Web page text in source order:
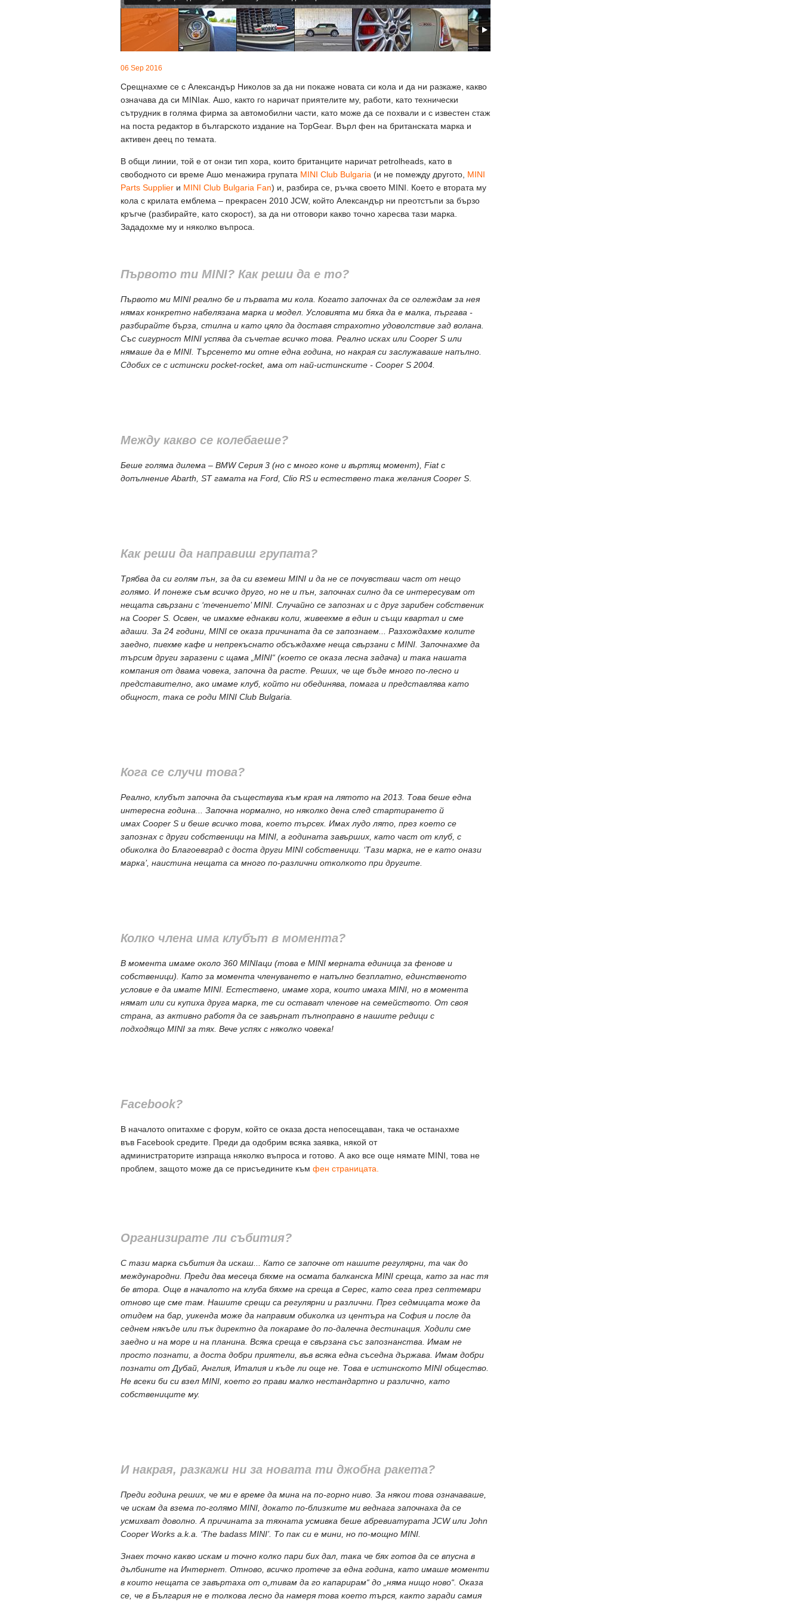
06 Sep 2016
Срещнахме се с Александър Николов за да ни покаже новата си кола и да ни разкаже, какво
означава да си MINIaк. Ашо, както го наричат приятелите му, работи, като технически
сътрудник в голяма фирма за автомобилни части, като може да се похвали и с известен стаж
на поста редактор в българското издание на TopGear. Върл фен на британската марка и
активен деец по темата.
В общи линии, той е от онзи тип хора, които британците наричат petrolheads, като в
свободното си време Ашо менажира групата MINI Club Bulgaria (и не помежду другото, MINI
Parts Supplier и MINI Club Bulgaria Fan) и, разбира се, ръчка своето MINI. Което е втората му
кола с крилата емблема – прекрасен 2010 JCW, който Александър ни преотстъпи за бързо
кръгче (разбирайте, като скорост), за да ни отговори какво точно харесва тази марка.
Зададохме му и няколко въпроса.
Първото ти MINI? Как реши да е то?
Първото ми MINI реално бе и първата ми кола. Когато започнах да се оглеждам за нея
нямах конкретно набелязана марка и модел. Условията ми бяха да е малка, пъргава -
разбирайте бърза, стилна и като цяло да доставя страхотно удоволствие зад волана.
Със сигурност MINI успява да съчетае всичко това. Реално исках или Cooper S или
нямаше да е MINI. Търсенето ми отне една година, но накрая си заслужаваше напълно.
Сдобих се с истински pocket-rocket, ама от най-истинските - Cooper S 2004.
Между какво се колебаеше?
Беше голяма дилема – BMW Серия 3 (но с много коне и въртящ момент), Fiat с
допълнение Abarth, ST гамата на Ford, Clio RS и естествено така желания Cooper S
Как реши да направиш групата?
Трябва да си голям пън, за да си вземеш MINI и да не се почувстваш част от нещо
голямо. И понеже съм всичко друго, но не и пън, започнах силно да се интересувам от
нещата свързани с ‘течението’ MINI. Случайно се запознах и с друг зарибен собственик
на Cooper S. Освен, че имахме еднакви коли, живеехме в един и същи квартал и сме
адаши. За 24 години, MINI се оказа причината да се запознаем... Разхождахме колите
заедно, пиехме кафе и непрекъснато обсъждахме неща свързани с MINI. Започнахме да
търсим други заразени с щама „MINI“ (което се оказа лесна задача) и така нашата
компания от двама човека, започна да расте. Реших, че ще бъде много по-лесно и
представително, ако имаме клуб, който ни обединява, помага и представлява като
общност, така се роди MINI Club Bulgaria.
Кога се случи това?
Реално, клубът започна да съществува към края на лятото на 2013. Това беше една
интересна година... Започна нормално, но няколко дена след стартирането й
имах Cooper S и беше всичко това, което търсех. Имах лудо лято, през което се
запознах с други собственици на MINI, а годината завърших, като част от клуб, с
обиколка до Благоевград с доста други MINI собственици. ‘Тази марка, не е като онази
марка’, наистина нещата са много по-различни отколкото при другите.
Колко члена има клубът в момента?
В момента имаме около 360 MINIаци (това е MINI мерната единица за фенове и
собственици). Като за момента членуването е напълно безплатно, единственото
условие е да имате MINI. Естествено, имаме хора, които имаха MINI, но в момента
нямат или си купиха друга марка, те си остават членове на семейството. От своя
страна, аз активно работя да се завърнат пълноправно в нашите редици с
подходящо MINI за тях. Вече успях с няколко човека!
Facebook?
В началото опитахме с форум, който се оказа доста непосещаван, така че останахме
във Facebook средите. Преди да одобрим всяка заявка, някой от
администраторите изпраща няколко въпроса и готово. А ако все още нямате MINI, това не
проблем, защото може да се присъедините към фен страницата.
Организирате ли събития?
С тази марка събития да искаш... Като се започне от нашите регулярни, та чак до
международни. Преди два месеца бяхме на осмата балканска MINI среща, като за нас тя
бе втора. Още в началото на клуба бяхме на среща в Серес, като сега през септември
отново ще сме там. Нашите срещи са регулярни и различни. През седмицата може да
отидем на бар, уикенда може да направим обиколка из центъра на София и после да
седнем някъде или пък директно да покараме до по-далечна дестинация. Ходили сме
заедно и на море и на планина. Всяка среща е свързана със запознанства. Имам не
просто познати, а доста добри приятели, във всяка една съседна държава. Имам добри
познати от Дубай, Англия, Италия и къде ли още не. Това е истинското MINI общество.
Не всеки би си взел MINI, което го прави малко нестандартно и различно, като
собствениците му.
И накрая, разкажи ни за новата ти джобна ракета?
Преди година реших, че ми е време да мина на по-горно ниво. За някои това означаваше,
че искам да взема по-голямо MINI, докато по-близките ми веднага започнаха да се
усмихват доволно. А причината за тяхната усмивка беше абревиатурата JCW или John
Cooper Works a.k.a. ‘The badass MINI’. То пак си е мини, но по-мощно MINI.
Знаех точно какво искам и точно колко пари бих дал, така че бях готов да се впусна в
дълбините на Интернет. Отново, всичко протече за една година, като имаше моменти
в които нещата се завъртаха от о„тивам да го капарирам“ до „няма нищо ново“. Оказа
се, че в България не е толкова лесно да намеря това което търся, както заради самия